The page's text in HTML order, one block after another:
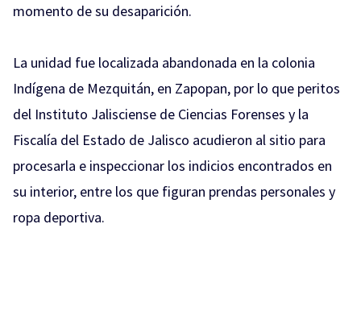
momento de su desaparición.
La unidad fue localizada abandonada en la colonia
Indígena de Mezquitán, en Zapopan, por lo que peritos
del Instituto Jalisciense de Ciencias Forenses y la
Fiscalía del Estado de Jalisco acudieron al sitio para
procesarla e inspeccionar los indicios encontrados en
su interior, entre los que figuran prendas personales y
ropa deportiva.